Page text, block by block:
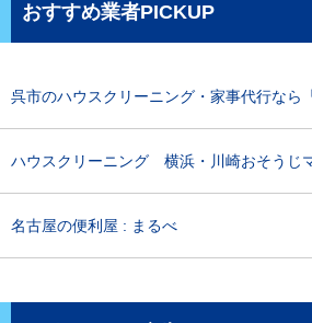
おすすめ業者PICKUP
呉市のハウスクリーニング・家事代行なら
ハウスクリーニング 横浜・川崎おそうじ
名古屋の便利屋 : まるべ